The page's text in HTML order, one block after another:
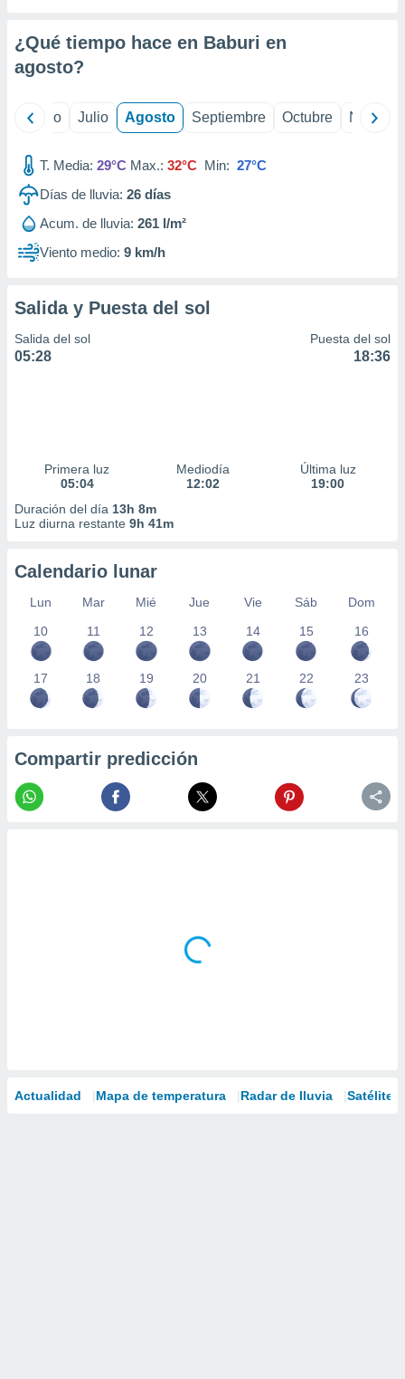
e
mediante
publicidad
publicidad
de
1199
¿Qué tiempo hace en Baburi en
agosto?
Junio Julio Agosto Septiembre Octubre
T. Media: 29°C Max.: 32°C Min: 27°C
Días de lluvia: 26 días
Acum. de lluvia: 261 l/m²
Viento medio: 9 km/h
Salida y Puesta del sol
Salida del sol
05:28
Puesta del sol
18:36
Primera luz
05:04
Mediodía
12:02
Última luz
19:00
Duración del día 13h 8m
Luz diurna restante 9h 41m
Calendario lunar
Lun Mar Mié Jue Vie Sáb
Dom
10
11 12 13 14 15 16
17 18 19 20 21 22 23
Compartir predicción
Actualidad Mapa de temperatura Radar de lluvia Satélites